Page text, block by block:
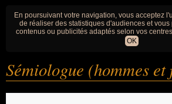
En poursuivant votre navigation, vous acceptez
de réaliser des statistiques d'audiences et
contenus ou publicités adaptés selon vos
OK
Sémiologue (hommes et